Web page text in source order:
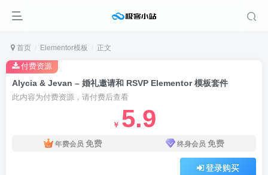
首页 Elementor模板 正文
Alycia & Jevan – 婚礼邀请和 RSVP Elementor 模板套件
此内容为付费资源，请付费后查看
￥ 5.9
年费会员 免费 终身会员 免费
登录购买
付费资源